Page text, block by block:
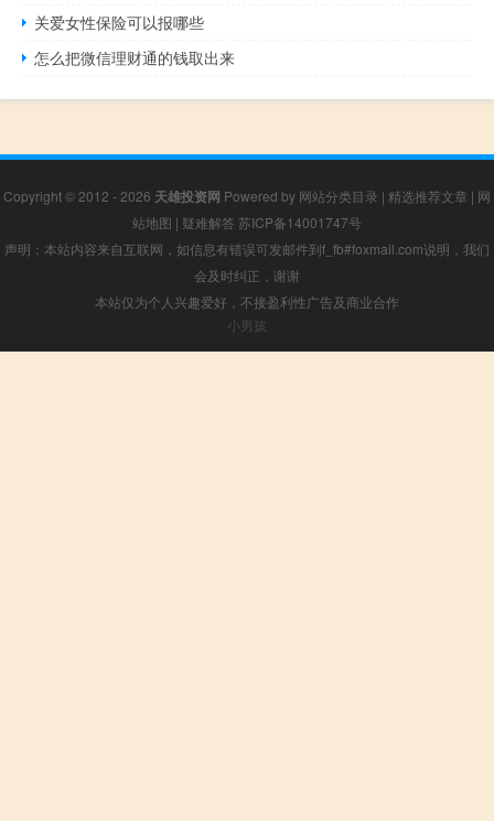
关爱女性保险可以报哪些
怎么把微信理财通的钱取出来
Copyright © 2012 - 2026 天雄投资网 Powered by 网站分类目录 | 精选推荐文章 | 网
站地图 | 疑难解答 苏ICP备14001747号
声明：本站内容来自互联网，如信息有错误可发邮件到f_fb#foxmail.com说明，我们
会及时纠正，谢谢
本站仅为个人兴趣爱好，不接盈利性广告及商业合作
小男孩